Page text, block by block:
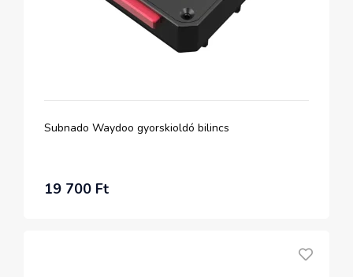
Subnado Waydoo gyorskioldó bilincs
19 700 Ft